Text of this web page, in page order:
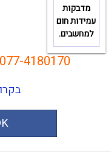
מדבקות
עמידות חום
למחשבים.
077-4180170